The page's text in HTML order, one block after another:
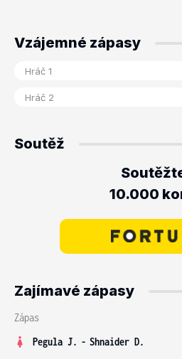
Vzájemné zápasy
Soutěž
10.000
Zajímavé zápasy
Zápas
Pegula J. - Shnaider D.